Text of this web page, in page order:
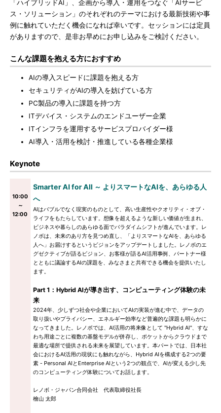
「ハイブリッドAI」、企画から導入・運用をつなぐ「AIサービ
ス・ソリューション」のそれぞれのテーマにおける最新技術や事
例に触れていただく機会になれば幸いです。セッションには定員
がありますので、是非お早めにお申し込みをご検討ください。
こんな課題を抱える方におすすめ
AIの導入スピードに課題を抱える方
セキュリティがAIの導入を妨げている方
PC製品の導入に課題を持つ方
ITデバイス・システムのエンドユーザー企業
ITインフラを運用するサービスプロバイダー様
AI導入・活用を検討・推進している各種企業様
Keynote
10:00
～
12:00
Smarter AI for All ～ よりスマートなAIを、あらゆる人
へ
AIはバブルでなく現実のものとして、高い生産性やクオリティ・オブ・
ライフをもたらしています。想像を超えるような新しい価値が生まれ、
ビジネスや暮らしのあらゆる面でパラダイムシフトが進んでいます。レ
ノボは、未来のあり方を見つめ直し、「よりスマートなAIを、あらゆる
人へ」お届けするというビジョンをアップデートしました。レノボのエ
グゼクティブが語るビジョン、お客様が語るAI活用事例、パートナー様
とともに議論するAIの課題を、みなさまと共有できる機会を提供いたし
ます。
Part 1：Hybrid AIが導き出す、コンピューティング体験の未
来
2024年、少しずつ社会や企業においてAIの実装が進む中で、データの
取り扱いやプライバシー、エネルギー効率など普遍的な課題も明らかに
なってきました。レノボでは、AI活用の将来像として "Hybrid AI"、すな
わち用途ごとに複数の基盤モデルが併存し、ポケットからクラウドまで
最適な場所で提供される未来を展望しています。本パートでは、日本社
会におけるAI活用の現状にも触れながら、Hybrid AIを構成する2つの要
素 - Personal AIとEnterprise AIという2つの観点で、AIが変える少し先
のコンピューティング体験についてお話します。
レノボ・ジャパン合同会社 代表取締役社長
檜山 太郎